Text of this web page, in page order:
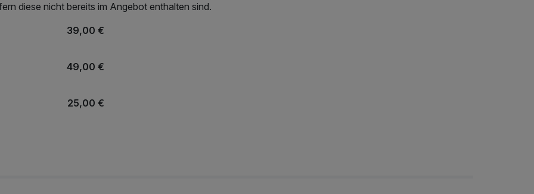
diese nicht bereits im Angebot enthalten sind.
39,00 €
49,00 €
25,00 €